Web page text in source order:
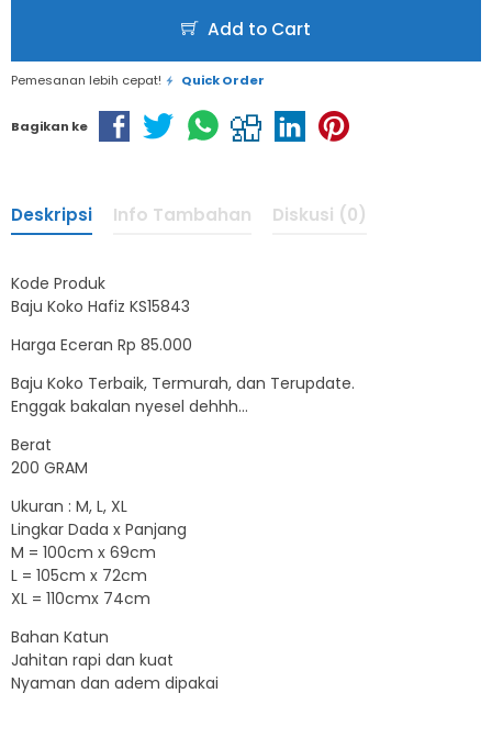
Add to Cart
Pemesanan lebih cepat! Quick Order
Bagikan ke
Deskripsi Info Tambahan Diskusi (0)
Kode Produk
Baju Koko Hafiz KS15843
Harga Eceran Rp 85.000
Baju Koko Terbaik, Termurah, dan Terupdate.
Enggak bakalan nyesel dehhh…
Berat
200 GRAM
Ukuran : M, L, XL
Lingkar Dada x Panjang
M = 100cm x 69cm
L = 105cm x 72cm
XL = 110cmx 74cm
Bahan Katun
Jahitan rapi dan kuat
Nyaman dan adem dipakai